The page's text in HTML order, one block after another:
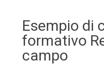
Esempio di
formativo
campo